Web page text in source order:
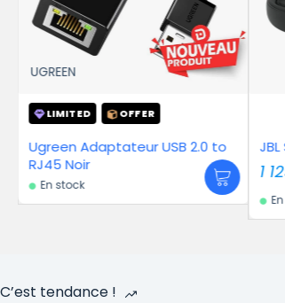
OFFER
USB 2.0 to
JBL Soundgear
1 129DH
En stock
C’est tendance !